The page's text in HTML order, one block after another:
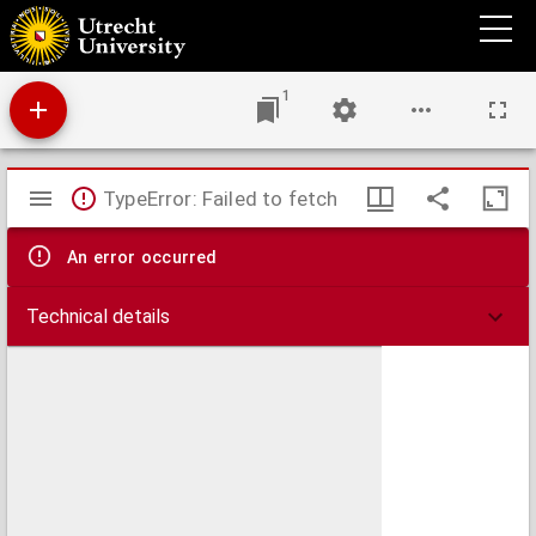
Ein tractat in dem kürtzlich durch die heyligen geschrifft anzeygt würt, wie der
inwendig vnd vßwendig mensch widereinander vnd bey einander sein.
1
Mirador
viewer
TypeError: Failed to fetch
An error occurred
Technical details